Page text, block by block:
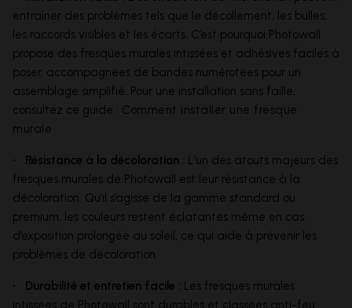
entraîner des problèmes tels que le décollement, les bulles,
les raccords visibles et les écarts. C’est pourquoi Photowall
propose des fresques murales intissées et adhésives faciles à
poser, accompagnées de bandes numérotées pour un
assemblage simplifié. Pour une installation sans faille,
consultez ce guide : Comment installer une fresque
murale
• Résistance à la décoloration : L’un des atouts majeurs des
fresques murales de Photowall est leur résistance à la
décoloration. Qu’il s’agisse de la gamme standard ou
premium, les couleurs restent éclatantes même en cas
d’exposition prolongée au soleil, ce qui aide à prévenir les
problèmes de décoloration.
• Durabilité et entretien facile : Les fresques murales
intissées de Photowall sont durables et classées anti-feu.